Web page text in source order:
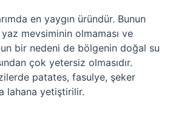
en yaygın üründür. Bunun
mevsiminin olmaması ve
bir nedeni de bölgenin doğal su
çok yetersiz olmasıdır.
patates, fasulye, şeker
lahana yetiştirilir.